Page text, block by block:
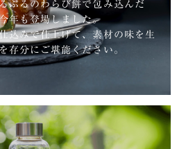
ぷるのわらび餅で包み込んだ
年も登場しました。
込みで仕上げて、素材の味を生
存分にご堪能ください。